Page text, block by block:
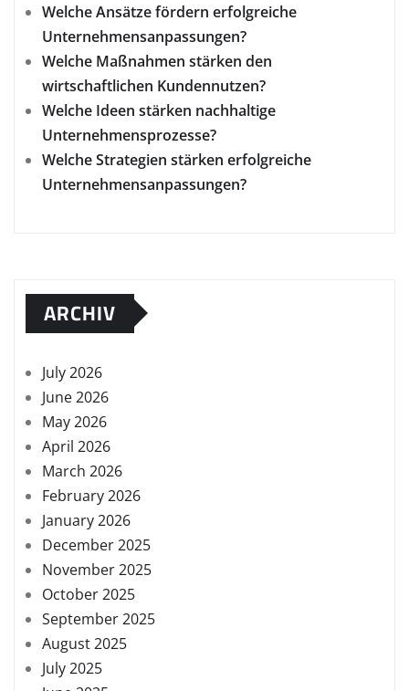
Welche Ansätze fördern erfolgreiche
Unternehmensanpassungen?
Welche Maßnahmen stärken den
wirtschaftlichen Kundennutzen?
Welche Ideen stärken nachhaltige
Unternehmensprozesse?
Welche Strategien stärken erfolgreiche
Unternehmensanpassungen?
ARCHIV
July 2026
June 2026
May 2026
April 2026
March 2026
February 2026
January 2026
December 2025
November 2025
October 2025
September 2025
August 2025
July 2025